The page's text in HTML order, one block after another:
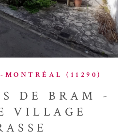
(11290)
DE BRAM -
VILLAGE